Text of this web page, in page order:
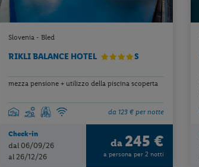
Slovenia - Bled
RIKLI BALANCE HOTEL S
mezza pensione + utilizzo della piscina scoperta
da 123 € per notte
Check-in
dal 06/09/26
al 26/12/26
da 245 €
a persona per 2 notti